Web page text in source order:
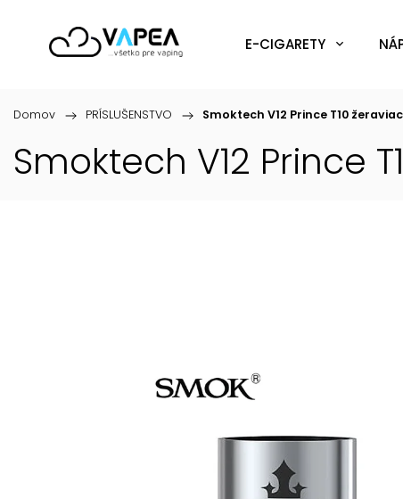
E-CIGARETY
Domov / PRÍSLUŠENSTVO / Smoktech V12 Prince T10
Smoktech V12 Prince